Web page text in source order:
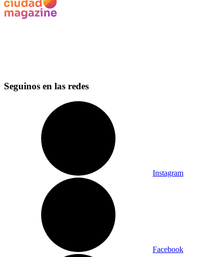
Seguinos en las redes
Instagram
Facebook